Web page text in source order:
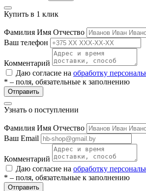
Купить в 1 клик
Фамилия Имя Отчество
Ваш телефон
Комментарий
Даю согласие на обработку
* – поля, обязательные к заполнению
Отправить
Узнать о поступлении
Фамилия Имя Отчество
Ваш Email
Комментарий
Даю согласие на обработку
* – поля, обязательные к заполнению
Отправить